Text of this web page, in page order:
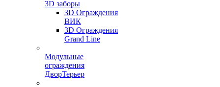
3D заборы
3D Ограждения
ВИК
3D Ограждения
Grand Line
Модульные
ограждения
ДворТерьер